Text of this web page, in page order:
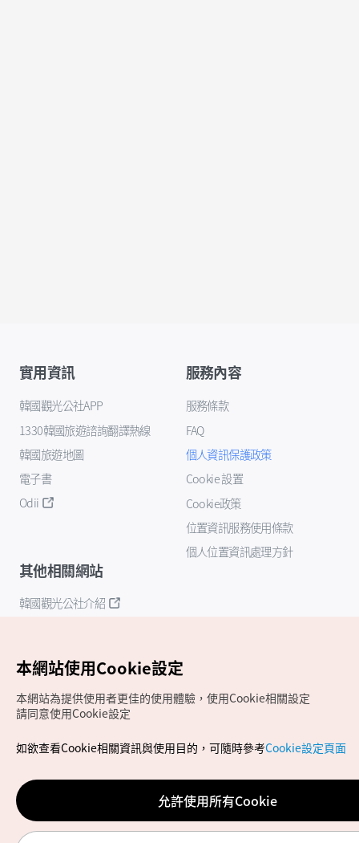
實用資訊
韓國觀光公社APP
1330韓國旅遊諮詢翻譯熱線
韓國旅遊地圖
電子書
Odii
服務內容
服務條款
FAQ
個人資訊保護政策
Cookie 設置
Cookie政策
位置資訊服務使用條款
個人位置資訊處理方針
其他相關網站
韓國觀光公社介紹
Copyrights (c) 韓國觀光公社版權所有
如有相關疑問或建議，歡迎來信至官方信箱
chinese_big5@knto.or.kr
本網站使用Cookie設定
本網站為提供使用者更佳的使用體驗，使用Cookie相關設定
請同意使用Cookie設定
如欲查看Cookie相關資訊與使用目的，可隨時參考Cookie設定頁面
允許使用所有Cookie